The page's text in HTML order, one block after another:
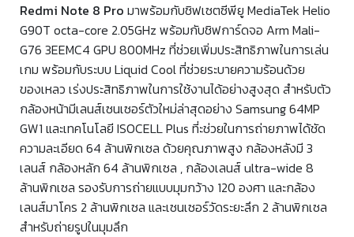
Redmi Note 8 Pro มาพร้อมกับชิฟเซตซีพียู MediaTek Helio
G90T octa-core 2.05GHz พร้อมกับชิฟการ์ดจอ Arm Mali-
G76 3EEMC4 GPU 800MHz ที่ช่วยเพิ่มประสิทธิภาพในการเล่น
เกม พร้อมกับระบบ Liquid Cool ที่ช่วยระบายความร้อนด้วย
ของเหลว เร่งประสิทธิภาพในการใช้งานได้อย่างสูงสุด สำหรับตัว
กล้องหน้ามีเลนส์เซนเซอร์ตัวใหม่ล่าสุดอย่าง Samsung 64MP
GW1 และเทคโนโลยี ISOCELL Plus ที่ะช่วยในการถ่ายภาพได้ชัด
ความละเอียด 64 ล้านพิกเซล ด้วยคุณภาพสูง กล้องหลังมี 3
เลนส์ กล้องหลัก 64 ล้านพิกเซล , กล้องเลนส์ ultra-wide 8
ล้านพิกเซล รองรับการถ่ายแบบมุมกว้าง 120 องศา และกล้อง
เลนส์มาโคร 2 ล้านพิกเซล และเซนเซอร์วัดระยะลึก 2 ล้านพิกเซล
สำหรับถ่ายรูปในมุมลึก